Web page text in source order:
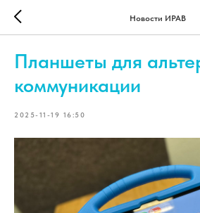
Новости ИРАВ
Планшеты для
коммуникации
2025-11-19 16:50